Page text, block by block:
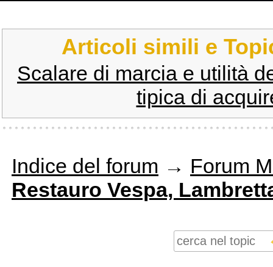
Articoli simili e
Scalare di marcia e utilità
tipica di
Indice del forum → Forum
Restauro Vespa,